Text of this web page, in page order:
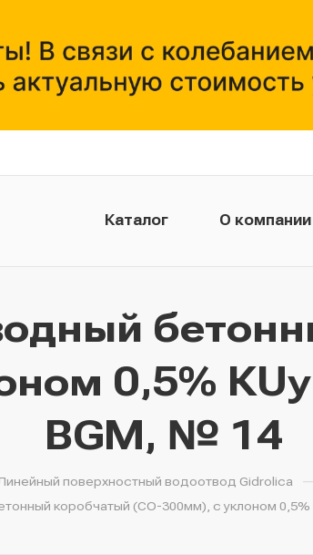
Каталог О компании
0,5%
BGМ, № 14
поверхностный водоотвод Gidrolica —
коробчатый (СО-300мм), с уклоном 0,5%